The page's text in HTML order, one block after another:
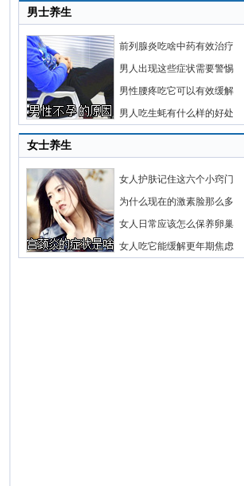
男士养生
前列腺炎吃啥中药有效治疗
男人出现这些症状需要警惕
男性腰疼吃它可以有效缓解
男人吃生蚝有什么样的好处
女士养生
女人护肤记住这六个小窍门
为什么现在的激素脸那么多
女人日常应该怎么保养卵巢
女人吃它能缓解更年期焦虑